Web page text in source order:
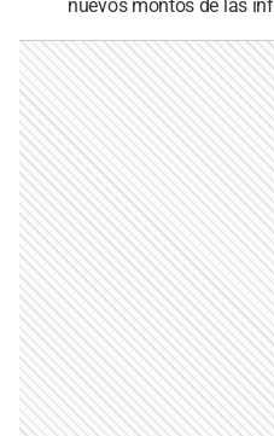
nuevos montos de las